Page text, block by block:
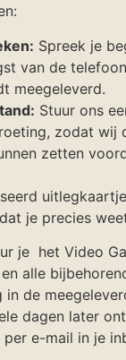
Spreek je
van de
meegeleverd.
Stuur ons
zodat wij
zetten
je precies
je het Video
alle
in de
dagen later
e-mail in je